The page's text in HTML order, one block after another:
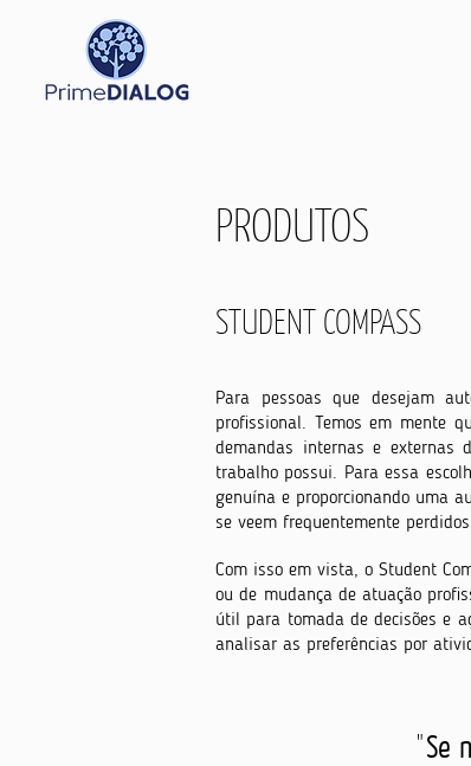
PRODUTOS
STUDENT COMPASS
Para pessoas que desejam
profissional. Temos em mente
demandas internas e externas
trabalho possui. Para essa
genuína e proporcionando uma
se veem frequentemente
Com isso em vista, o Student
ou de mudança de atuação
útil para tomada de decisões e
analisar as preferências por
"Se